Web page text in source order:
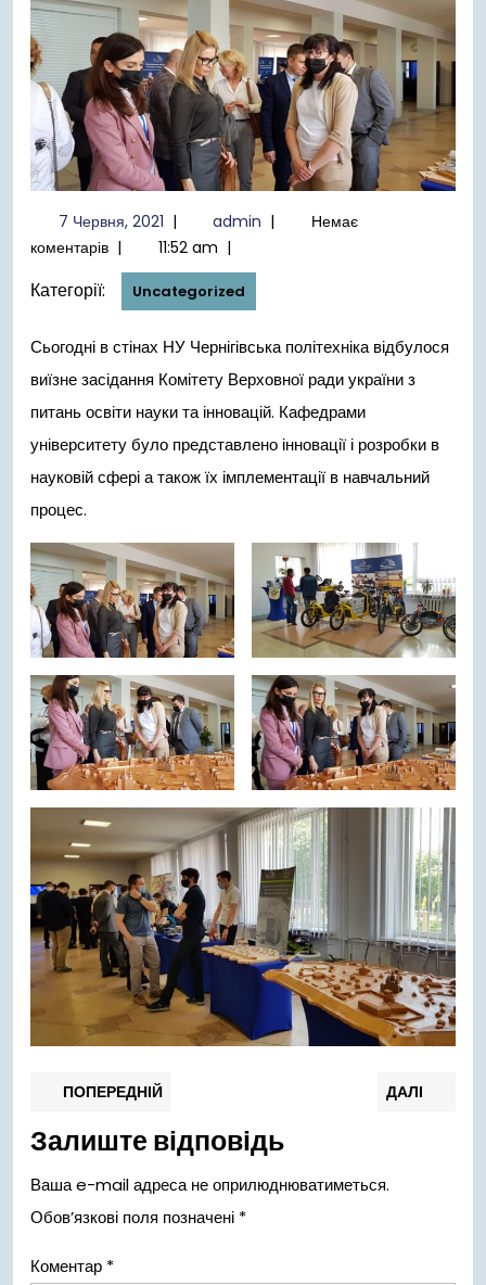
7 Червня, 20217
Червня,
| admin admin
|
Немає
коментарів | 11:52 am |
Категорії: Uncategorized
Сьогодні в стінах НУ Чернігівська політехніка відбулося
виїзне засідання Комітету Верховної ради україни з
питань освіти науки та інновацій. Кафедрами
університету було представлено інновації і розробки в
науковій сфері а також їх імплементації в навчальний
процес.
Навігація
записів
ПОПЕРЕДНІЙ ДАЛІ
Залиште відповідь
Ваша e-mail адреса не оприлюднюватиметься.
Обов’язкові поля позначені *
Коментар *